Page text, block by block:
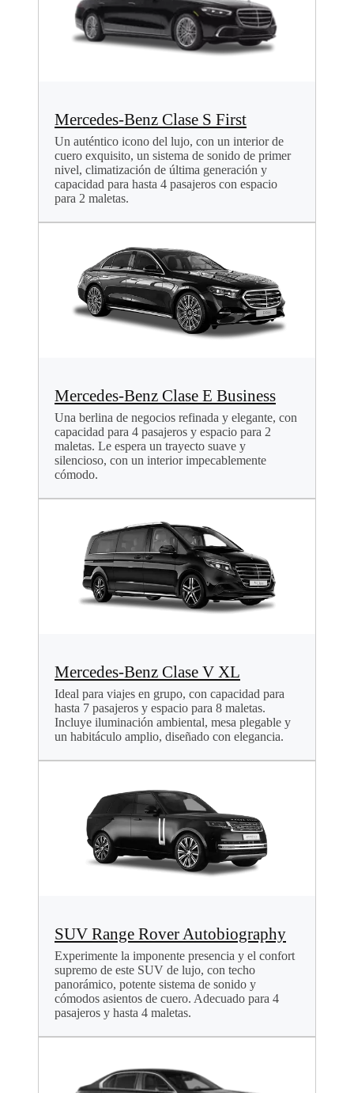
Mercedes-Benz Clase S First
Un auténtico icono del lujo, con un interior de
cuero exquisito, un sistema de sonido de primer
nivel, climatización de última generación y
capacidad para hasta 4 pasajeros con espacio
para 2 maletas.
Mercedes-Benz Clase E Business
Una berlina de negocios refinada y elegante, con
capacidad para 4 pasajeros y espacio para 2
maletas. Le espera un trayecto suave y
silencioso, con un interior impecablemente
cómodo.
Mercedes-Benz Clase V XL
Ideal para viajes en grupo, con capacidad para
hasta 7 pasajeros y espacio para 8 maletas.
Incluye iluminación ambiental, mesa plegable y
un habitáculo amplio, diseñado con elegancia.
SUV Range Rover Autobiography
Experimente la imponente presencia y el confort
supremo de este SUV de lujo, con techo
panorámico, potente sistema de sonido y
cómodos asientos de cuero. Adecuado para 4
pasajeros y hasta 4 maletas.